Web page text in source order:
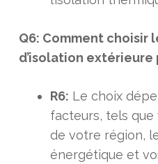
Q6: Comment choisir
d’isolation extérieure
R6: Le choix
facteurs, tels
de votre région,
énergétique et